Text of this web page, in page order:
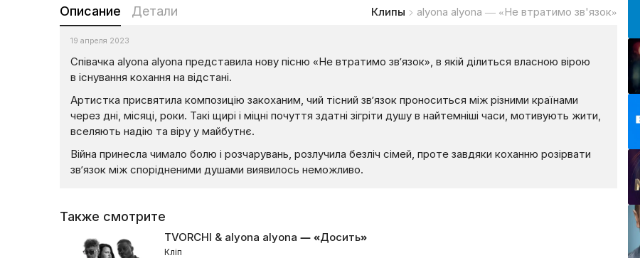
Описание Детали Клипы alyona alyona — «Не втратимо зв'язок»
19 апреля 2023
Співачка alyona alyona представила нову пісню «Не втратимо зв’язок», в якій ділиться власною вірою
в існування кохання на відстані.
Артистка присвятила композицію закоханим, чий тісний зв’язок проноситься між різними країнами
через дні, місяці, роки. Такі щирі і міцні почуття здатні зігріти душу в найтемніші часи, мотивують жити,
вселяють надію та віру у майбутнє.
Війна принесла чимало болю і розчарувань, розлучила безліч сімей, проте завдяки коханню розірвати
зв’язок між спорідненими душами виявилось неможливо.
Также смотрите
TVORCHI & alyona alyona — «Досить»
Кліп